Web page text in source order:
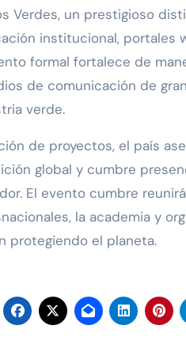
Verdes, un prestigioso
institucional,
formal fortalece de
de comunicación de
verde.
de proyectos, el país
global y cumbre
El evento cumbre
la academia y
protegiendo el planeta.